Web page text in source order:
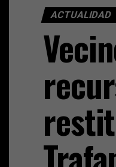
ACTUALIDAD